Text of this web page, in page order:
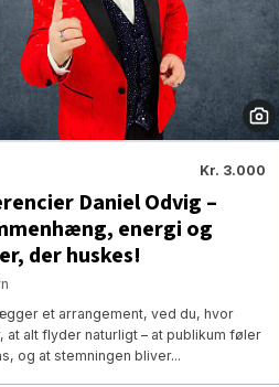
Kr. 3.000
Daniel Odvig –
energi og
der huskes!
et arrangement, ved du, hvor
at alt flyder naturligt – at publikum føler
og at stemningen bliver...